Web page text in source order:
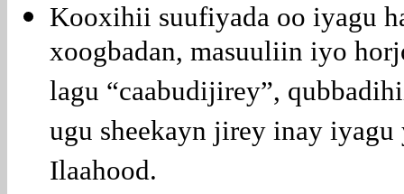
Kooxihii suufiyada oo iyagu
xoogbadan, masuuliin iyo
lagu “caabudijirey”,
ugu sheekayn jirey inay
Ilaahood.